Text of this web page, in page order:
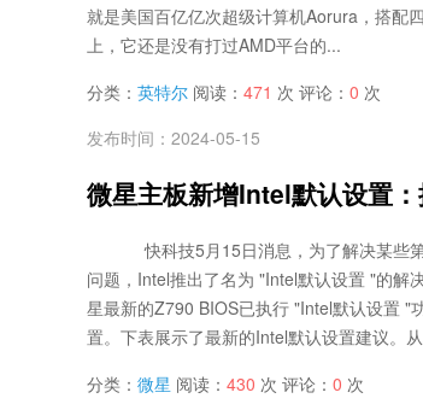
就是美国百亿亿次超级计算机Aorura，搭配
上，它还是没有打过AMD平台的...
分类： 英特尔 阅读： 471 次 评论： 0 次
发布时间：2024-05-15
微星主板新增Intel默认设置
快科技5月15日消息，为了解决某些
问题，Intel推出了名为 "Intel默认设置 "的解
星最新的Z790 BIOS已执行 "Intel默认设置 "
置。下表展示了最新的Intel默认设置建议。
分类： 微星 阅读： 430 次 评论： 0 次